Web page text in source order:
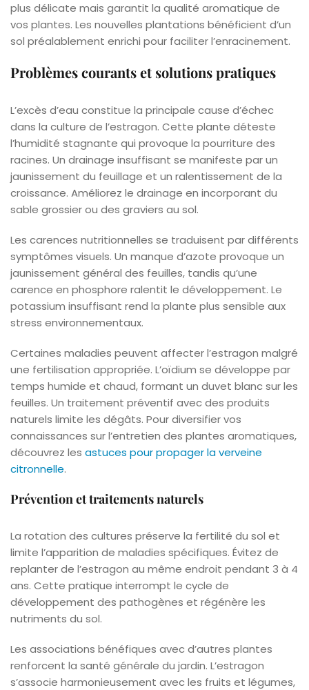
plus délicate mais garantit la qualité aromatique de
vos plantes. Les nouvelles plantations bénéficient d’un
sol préalablement enrichi pour faciliter l’enracinement.
Problèmes courants et solutions pratiques
L’excès d’eau constitue la principale cause d’échec
dans la culture de l’estragon. Cette plante déteste
l’humidité stagnante qui provoque la pourriture des
racines. Un drainage insuffisant se manifeste par un
jaunissement du feuillage et un ralentissement de la
croissance. Améliorez le drainage en incorporant du
sable grossier ou des graviers au sol.
Les carences nutritionnelles se traduisent par différents
symptômes visuels. Un manque d’azote provoque un
jaunissement général des feuilles, tandis qu’une
carence en phosphore ralentit le développement. Le
potassium insuffisant rend la plante plus sensible aux
stress environnementaux.
Certaines maladies peuvent affecter l’estragon malgré
une fertilisation appropriée. L’oïdium se développe par
temps humide et chaud, formant un duvet blanc sur les
feuilles. Un traitement préventif avec des produits
naturels limite les dégâts. Pour diversifier vos
connaissances sur l’entretien des plantes aromatiques,
découvrez les astuces pour propager la verveine
citronnelle.
Prévention et traitements naturels
La rotation des cultures préserve la fertilité du sol et
limite l’apparition de maladies spécifiques. Évitez de
replanter de l’estragon au même endroit pendant 3 à 4
ans. Cette pratique interrompt le cycle de
développement des pathogènes et régénère les
nutriments du sol.
Les associations bénéfiques avec d’autres plantes
renforcent la santé générale du jardin. L’estragon
s’associe harmonieusement avec les fruits et légumes,